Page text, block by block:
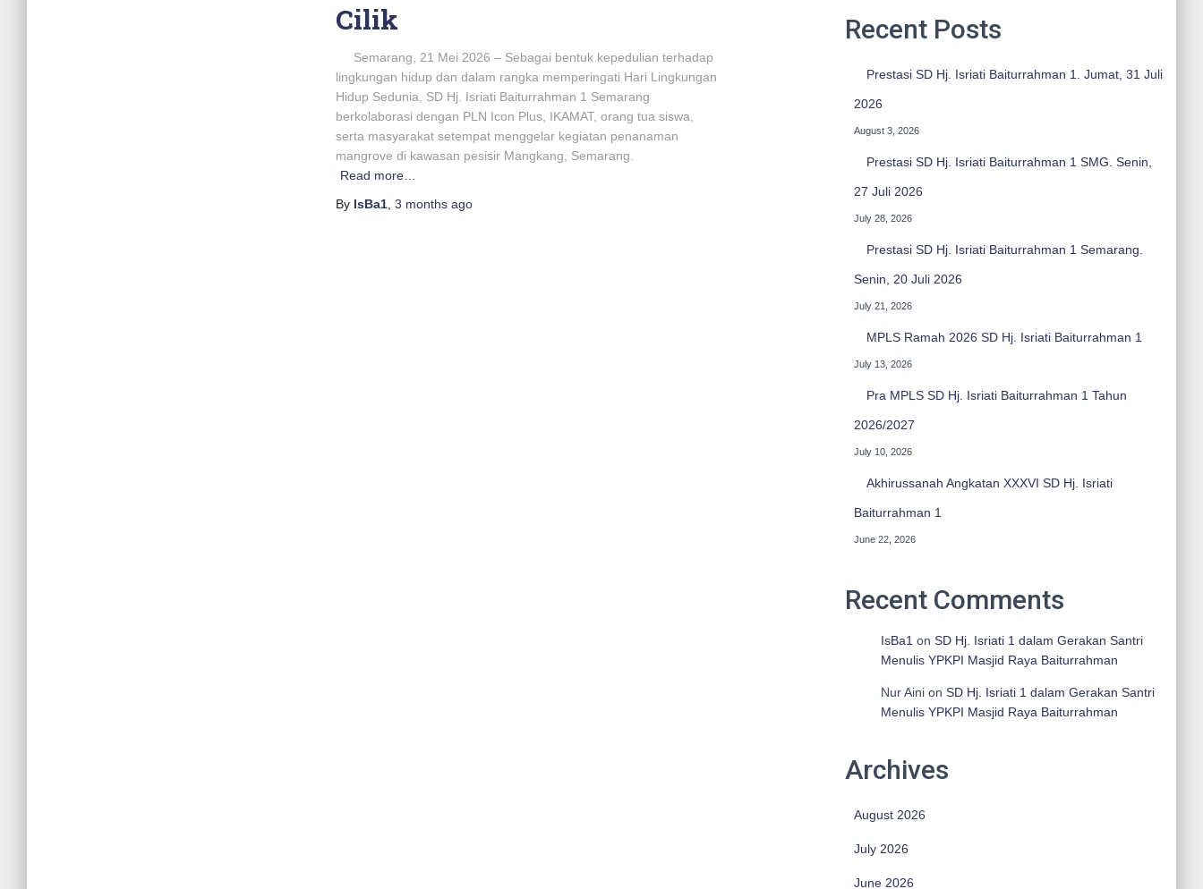
Cilik
Semarang, 21 Mei 2026 – Sebagai bentuk kepedulian terhadap
lingkungan hidup dan dalam rangka memperingati Hari Lingkungan
Hidup Sedunia, SD Hj. Isriati Baiturrahman 1 Semarang
berkolaborasi dengan PLN Icon Plus, IKAMAT, orang tua siswa,
serta masyarakat setempat menggelar kegiatan penanaman
mangrove di kawasan pesisir Mangkang, Semarang.
Read more…
By IsBa1, 3 monthsago
o
Recent Posts
Prestasi SD Hj. Isriati Baiturrahman 1. Jumat, 31 Juli
2026
August 3, 2026
Prestasi SD Hj. Isriati Baiturrahman 1 SMG. Senin,
27 Juli 2026
July 28, 2026
Prestasi SD Hj. Isriati Baiturrahman 1 Semarang.
Senin, 20 Juli 2026
July 21, 2026
MPLS Ramah 2026 SD Hj. Isriati Baiturrahman 1
July 13, 2026
Pra MPLS SD Hj. Isriati Baiturrahman 1 Tahun
2026/2027
July 10, 2026
Akhirussanah Angkatan XXXVI SD Hj. Isriati
Baiturrahman 1
June 22, 2026
Recent Comments
IsBa1 on SD Hj. Isriati 1 dalam Gerakan Santri
Menulis YPKPI Masjid Raya Baiturrahman
Nur Ainion SD Hj. Isriati 1 dalam Gerakan Santri
Menulis YPKPI Masjid Raya Baiturrahman
Archives
August 2026
July 2026
June 2026